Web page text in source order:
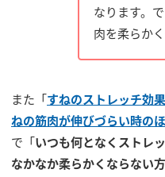
なります。
肉を柔らか
また「すねのストレッチ効
ねの筋肉が伸びづらい時の
で「いつも何となくストレ
なかなか柔らかくならない方